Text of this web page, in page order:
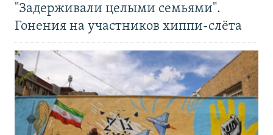
"Задерживали целыми семьями".
Гонения на участников хиппи-слёта